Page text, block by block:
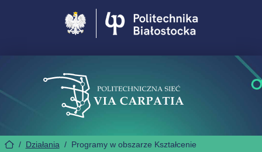
/ Działania/ Programy w obszarze Kształcenie